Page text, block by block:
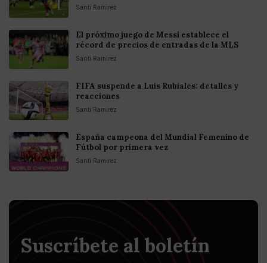
Santi Ramirez
El próximo juego de Messi establece el
récord de precios de entradas de la MLS
Santi Ramirez
FIFA suspende a Luis Rubiales: detalles y
reacciones
Santi Ramirez
España campeona del Mundial Femenino de
Fútbol por primera vez
Santi Ramirez
Suscríbete al boletín